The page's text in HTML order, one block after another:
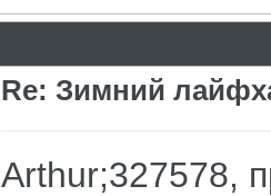
Re: Зимний
Arthur;327578,